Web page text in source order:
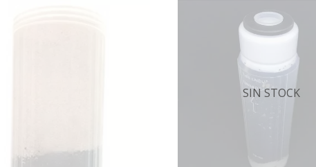
SIN STOCK